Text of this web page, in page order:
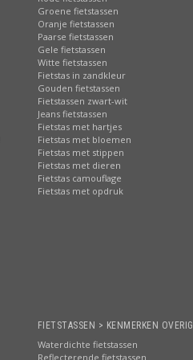
Groene fietstassen
Oranje fietstassen
Paarse fietstassen
Gele fietstassen
Witte fietstassen
Fietstas in zandkleur
Gouden fietstassen
Fietstassen zwart-wit
Jeans fietstassen
Fietstas met hartjes
Fietstas met bloemen
Fietstas met stippen
Fietstas met dieren
Fietstas camouflage
Fietstas met opdruk
FIETSTASSEN > KENMERKEN OVERIG
Waterdichte fietstassen
Reflecterende fietstassen